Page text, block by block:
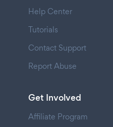
Help Center
Tutorials
Contact Support
Report Abuse
Get Involved
Affiliate Program